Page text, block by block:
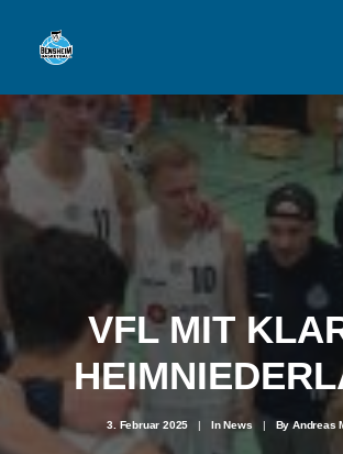
VFL
TEAMS
NEWSFEED
FAN-SHOP
VFL BENSHEIM
VFL MIT
3. Februar 2025 | InNews | By Andreas